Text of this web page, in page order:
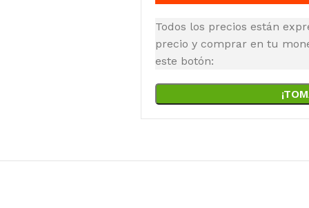
Todos los precios están
precio y comprar en tu
este botón: